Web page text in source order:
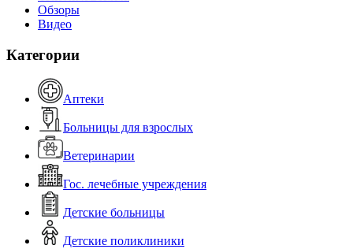
Обзоры
Видео
Категории
Аптеки
Больницы для взрослых
Ветеринарии
Гос. лечебные учреждения
Детские больницы
Детские поликлиники